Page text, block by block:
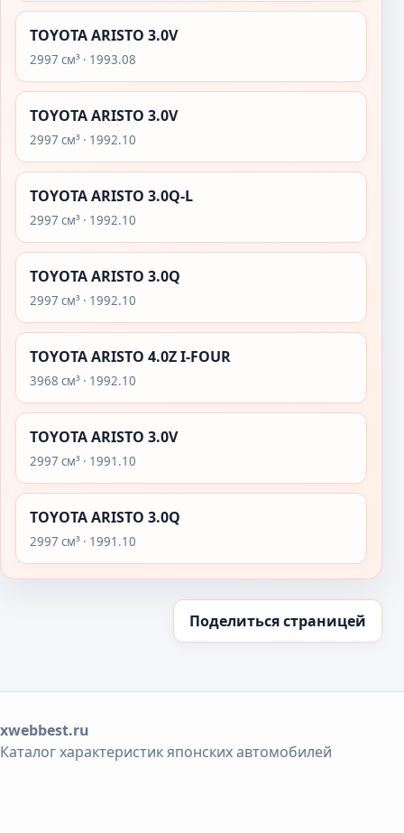
TOYOTA ARISTO 3.0V
2997 см³ · 1993.08
TOYOTA ARISTO 3.0V
2997 см³ · 1992.10
TOYOTA ARISTO 3.0Q-L
2997 см³ · 1992.10
TOYOTA ARISTO 3.0Q
2997 см³ · 1992.10
TOYOTA ARISTO 4.0Z I-FOUR
3968 см³ · 1992.10
TOYOTA ARISTO 3.0V
2997 см³ · 1991.10
TOYOTA ARISTO 3.0Q
2997 см³ · 1991.10
Поделиться страницей
xwebbest.ru
Каталог характеристик японских автомобилей